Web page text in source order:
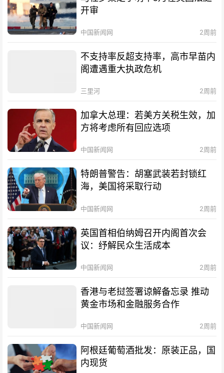
开审
中国新闻网 2周前
不支持率反超支持率，高市早苗内
阁遭遇重大执政危机
三里河 2周前
加拿大总理：若美方关税生效，加
方将考虑所有回应选项
中国新闻网 2周前
特朗普警告：胡塞武装若封锁红
海，美国将采取行动
中国新闻网 2周前
英国首相伯纳姆召开内阁首次会
议：纾解民众生活成本
中国新闻网 2周前
香港与老挝签署谅解备忘录 推动
黄金市场和金融服务合作
中国新闻网 2周前
阿根廷葡萄酒批发：原装正品，国
内现货